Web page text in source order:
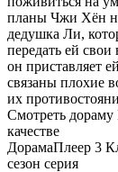
планы Чжи Хён
дедушка Ли,
передать ей
он приставляет
связаны плохие
их
Смотреть
качестве
ДорамаПлеер 3
сезон серия